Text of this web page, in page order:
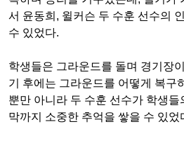
서 윤동희, 윌커슨 두 수훈 선수의
수 있었다.
학생들은 그라운드를 돌며 경기장
기 후에는 그라운드를 어떻게 복구
뿐만 아니라 두 수훈 선수가 학생들
막까지 소중한 추억을 쌓을 수 있었